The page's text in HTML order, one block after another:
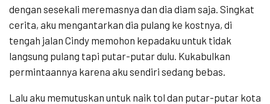
dengan sesekali meremasnya dan dia diam saja. Singkat
cerita, aku mengantarkan dia pulang ke kostnya, di
tengah jalan Cindy memohon kepadaku untuk tidak
langsung pulang tapi putar-putar dulu. Kukabulkan
permintaannya karena aku sendiri sedang bebas.
Lalu aku memutuskan untuk naik tol dan putar-putar kota